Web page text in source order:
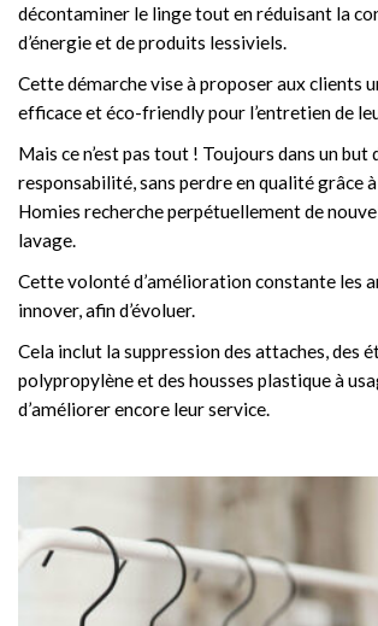
décontaminer le linge tout en réduisant la
d’énergie et de produits lessiviels.
Cette démarche vise à proposer aux clients
efficace et éco-friendly pour l’entretien de
Mais ce n’est pas tout ! Toujours dans un but
responsabilité, sans perdre en qualité grâce
Homies recherche perpétuellement de
lavage.
Cette volonté d’amélioration constante les
innover, afin d’évoluer.
Cela inclut la suppression des attaches, des
polypropylène et des housses plastique à
d’améliorer encore leur service.